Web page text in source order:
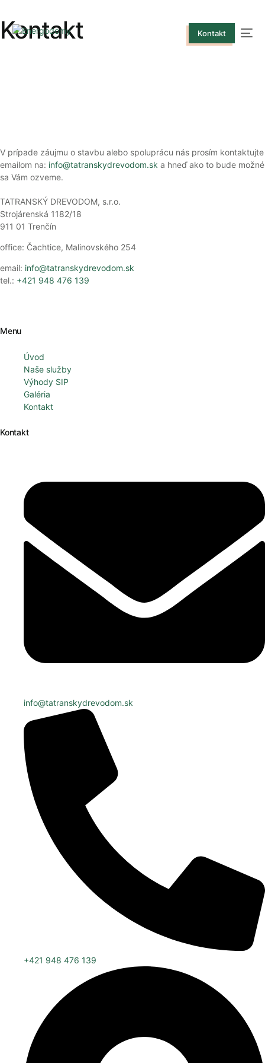
Kontakt
Kontakt
V prípade záujmu o stavbu alebo spoluprácu nás prosím kontaktujte
emailom na: info@tatranskydrevodom.sk a hneď ako to bude možné
sa Vám ozveme.
TATRANSKÝ DREVODOM, s.r.o.
Strojárenská 1182/18
911 01 Trenčín
office: Čachtice, Malinovského 254
email: info@tatranskydrevodom.sk
tel.: +421 948 476 139
Menu
Úvod
Naše služby
Výhody SIP
Galéria
Kontakt
Kontakt
info@tatranskydrevodom.sk
+421 948 476 139